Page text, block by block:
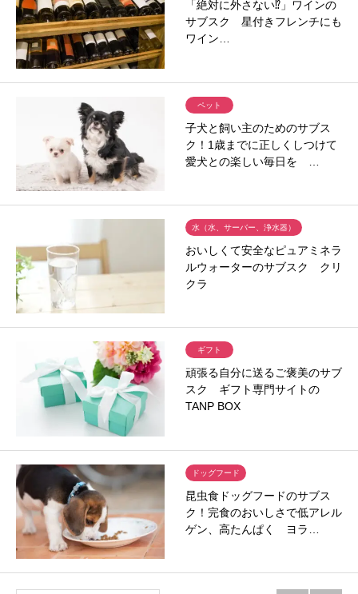
「絶対に外さない⁉」ワインの
サブスク 星付きフレンチにも
ワイン…
ペット
子犬と飼い主のためのサブス
ク！1歳までに正しくしつけて
愛犬との楽しい毎日を …
水（水、サーバー、浄水器）
おいしくて安全なピュアミネラ
ルウォーターのサブスク クリ
クラ
ギフト
頑張る自分に送るご褒美のサブ
スク ギフト専門サイトの
TANP BOX
ドッグフード
昆虫食ドッグフードのサブス
ク！完食のおいしさで低アレル
ゲン、高たんぱく ヨラ…